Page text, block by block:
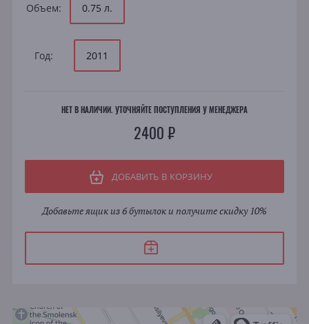
Объем: 0.75 л.
Год: 2011
НЕТ В НАЛИЧИИ. УТОЧНЯЙТЕ ПОСТУПЛЕНИЯ У МЕНЕДЖЕРА
2400 ₽
ДОБАВИТЬ В КОРЗИНУ
Добавьте ящик из 6 бутылок и получите скидку 10%